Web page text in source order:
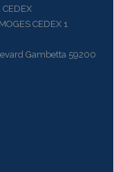
CEDEX 1
Gambetta 59200